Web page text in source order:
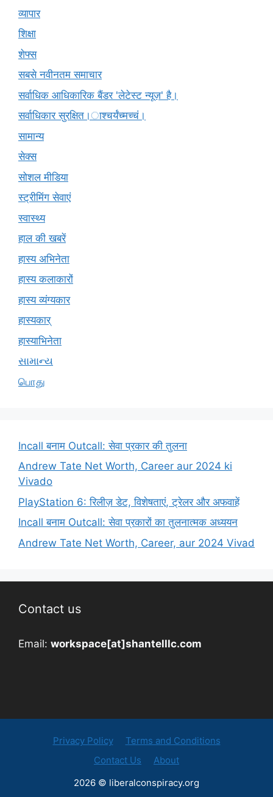
व्यापार
शिक्षा
शेफ्स
सबसे नवीनतम समाचार
सर्वाधिक आधिकारिक बैंडर 'लेटेस्ट न्यूज़' है।
सर्वाधिकार सुरक्षित।ाश्चर्यंच्मच्चं।
सामान्य
सेक्स
सोशल मीडिया
स्ट्रीमिंग सेवाएं
स्वास्थ्य
हाल की खबरें
हास्य अभिनेता
हास्य कलाकारों
हास्य व्यंग्यकार
हास्यकार्
हास्याभिनेता
સામાન્ય
பொது
Incall बनाम Outcall: सेवा प्रकार की तुलना
Andrew Tate Net Worth, Career aur 2024 ki
Vivado
PlayStation 6: रिलीज़ डेट, विशेषताएं, ट्रेलर और अफवाहें
Incall बनाम Outcall: सेवा प्रकारों का तुलनात्मक अध्ययन
Andrew Tate Net Worth, Career, aur 2024 Vivad
Contact us
Email: workspace[at]shantelllc.com
Privacy Policy
Terms and Conditions
Contact Us
About
2026 © liberalconspiracy.org